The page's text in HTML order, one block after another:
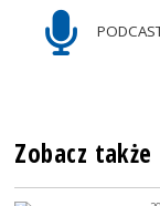
Zobacz także